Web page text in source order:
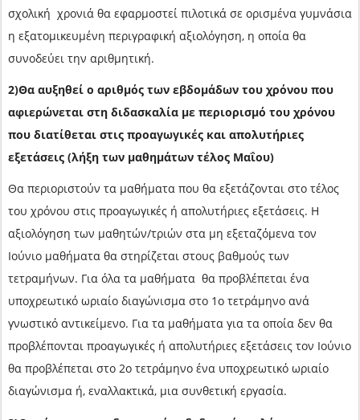
σχολική χρονιά θα εφαρμοστεί πιλοτικά σε ορισμένα γυμνάσια
η εξατομικευμένη περιγραφική αξιολόγηση, η οποία θα
συνοδεύει την αριθμητική.
2)Θα αυξηθεί ο αριθμός των εβδομάδων του χρόνου που
αφιερώνεται στη διδασκαλία με περιορισμό του χρόνου
που διατίθεται στις προαγωγικές και απολυτήριες
εξετάσεις (λήξη των μαθημάτων τέλος Μαΐου)
Θα περιοριστούν τα μαθήματα που θα εξετάζονται στο τέλος
του χρόνου στις προαγωγικές ή απολυτήριες εξετάσεις. Η
αξιολόγηση των μαθητών/τριών στα μη εξεταζόμενα τον
Ιούνιο μαθήματα θα στηρίζεται στους βαθμούς των
τετραμήνων. Για όλα τα μαθήματα θα προβλέπεται ένα
υποχρεωτικό ωριαίο διαγώνισμα στο 1ο τετράμηνο ανά
γνωστικό αντικείμενο. Για τα μαθήματα για τα οποία δεν θα
προβλέπονται προαγωγικές ή απολυτήριες εξετάσεις τον Ιούνιο
θα προβλέπεται στο 2ο τετράμηνο ένα υποχρεωτικό ωριαίο
διαγώνισμα ή, εναλλακτικά, μια συνθετική εργασία.